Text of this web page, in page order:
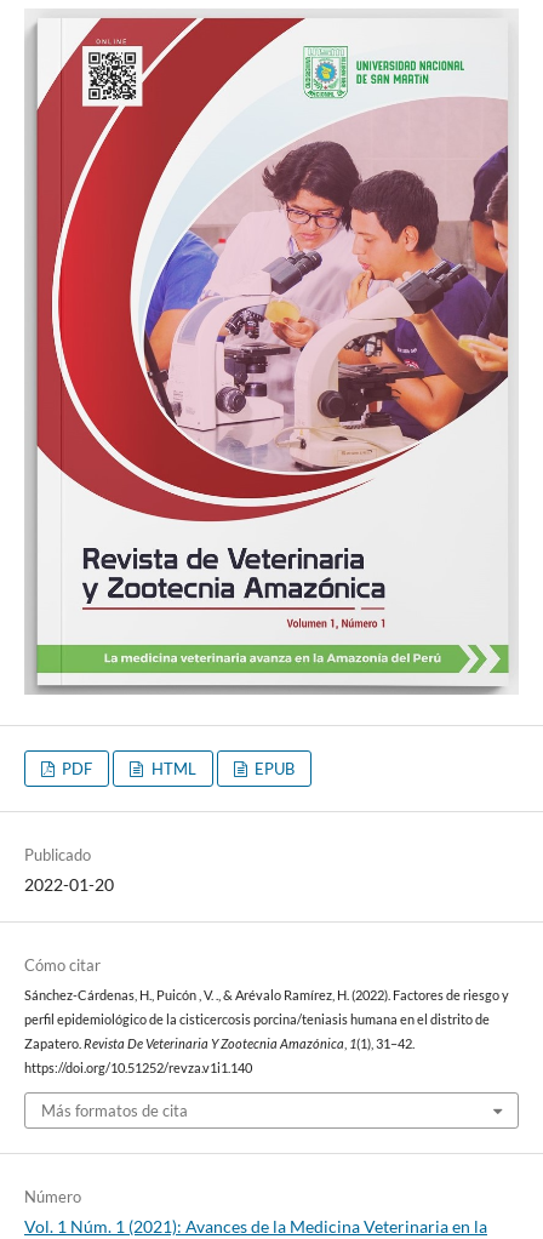
PDF HTML EPUB
Publicado
2022-01-20
Cómo citar
Sánchez-Cárdenas, H., Puicón , V. ., & Arévalo Ramírez, H. (2022). Factores de riesgo y
perfil epidemiológico de la cisticercosis porcina/teniasis humana en el distrito de
Zapatero. Revista De Veterinaria Y Zootecnia Amazónica 1(1), 31–42.
https://doi.org/10.51252/revza.v1i1.140
Más formatos de cita
Número
Vol. 1 Núm. 1 (2021): Avances de la Medicina Veterinaria en la